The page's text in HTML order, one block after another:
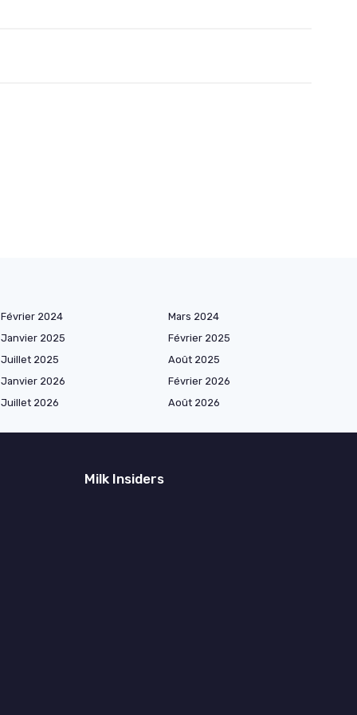
Février 2024
Mars 2024
Janvier 2025
Février 2025
Juillet 2025
Août 2025
Janvier 2026
Février 2026
Juillet 2026 Août 2026
Milk Insiders